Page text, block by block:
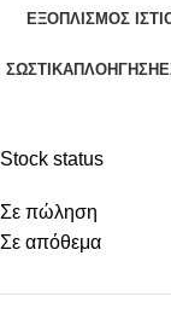
ΕΞΟΠΛΙΣΜΌΣ
ΣΩΣΤΙΚΆΠΛΟΉΓΗΣΗ
Stock status
Σε πώληση
Σε απόθεμα